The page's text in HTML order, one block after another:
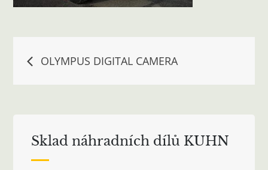
Navigace
OLYMPUS DIGITAL CAMERA
Sklad náhradních dílů KUHN